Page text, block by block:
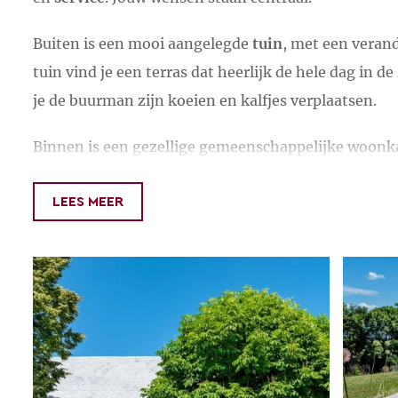
Buiten is een mooi aangelegde tuin, met een
tuin vind je een terras dat heerlijk de hele dag in
je de buurman zijn koeien en kalfjes verplaatsen.
Binnen is een gezellige gemeenschappelijke
met een grote communale tafel is ernaast. Ideaal
Onze kamers en gemeenschappelijke ruimte zijn
Voorfietsers wandelaarszijn we dé
mountainbiken, motorrijden en heerlijk alle mooie
er veel vide greniers/brocantes plaats, locale
LEES MEER